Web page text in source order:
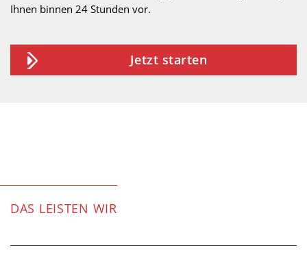
Ihnen binnen 24 Stunden vor.
Jetzt starten
DAS LEISTEN WIR